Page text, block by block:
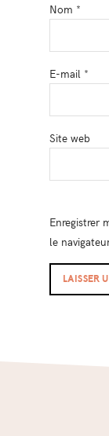
Nom *
E-mail *
Site web
Enregistrer
le